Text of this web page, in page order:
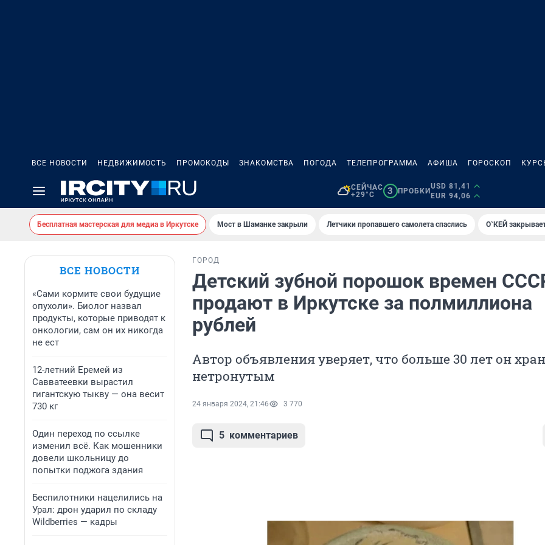
ВСЕ НОВОСТИ НЕДВИЖИМОСТЬ ПРОМОКОДЫ ЗНАКОМСТВА ПОГОДА ТЕЛЕПРОГРАММА АФИША ГОРОСКОП
СЕЙЧАС
+29°C
3 ПРОБКИ
USD 81,41
EUR 94,06
Бесплатная мастерская для медиа в Иркутске Мост в Шаманке закрыли Летчики пропавшего самолета спаслись О`КЕЙ
ВСЕ НОВОСТИ
«Сами кормите свои будущие
опухоли». Биолог назвал
продукты, которые приводят к
онкологии, сам он их никогда
не ест
12-летний Еремей из
Савватеевки вырастил
гигантскую тыкву — она весит
730 кг
Один переход по ссылке
изменил всё. Как мошенники
довели школьницу до
попытки поджога здания
Беспилотники нацелились на
Урал: дрон ударил по складу
Wildberries — кадры
ГОРОД
Детский зубной порошок времен
продают в Иркутске за полмиллиона
рублей
Автор объявления уверяет, что больше 30 лет он
нетронутым
24 января 2024, 21:46 3 770
5 комментариев